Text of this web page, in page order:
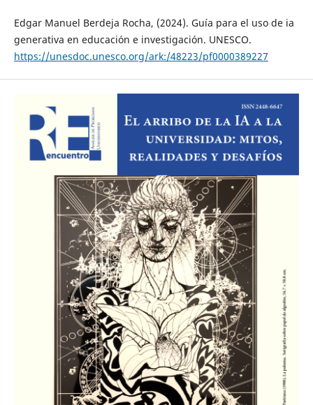
Edgar Manuel Berdeja Rocha, (2024). Guía para el uso de ia
generativa en educación e investigación. UNESCO.
https://unesdoc.unesco.org/ark:/48223/pf0000389227